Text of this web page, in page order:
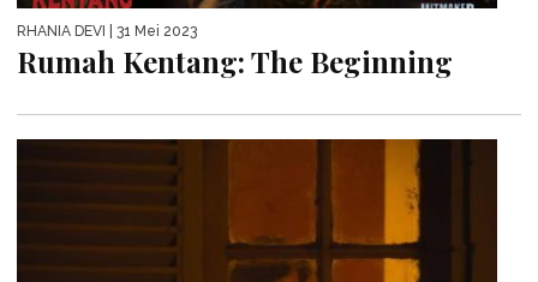
RHANIA DEVI | 31 Mei 2023
Rumah Kentang: The Beginning